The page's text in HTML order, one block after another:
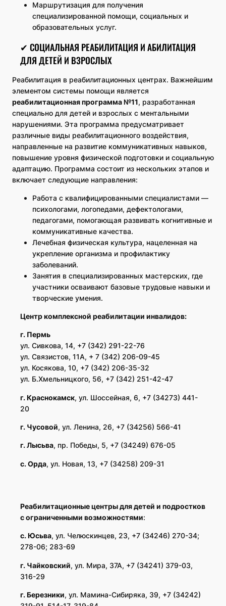
Маршрутизация для получения
специализированной помощи, социальных и
образовательных услуг.
✔ СОЦИАЛЬНАЯ РЕАБИЛИТАЦИЯ И АБИЛИТАЦИЯ
ДЛЯ ДЕТЕЙ И ВЗРОСЛЫХ
Реабилитация в реабилитационных центрах. Важнейшим
элементом системы помощи является
реабилитационная программа №11, разработанная
специально для детей и взрослых с ментальными
нарушениями. Эта программа предусматривает
различные виды реабилитационного воздействия,
направленные на развитие коммуникативных навыков,
повышение уровня физической подготовки и социальную
адаптацию. Программа состоит из нескольких этапов и
включает следующие направления:
Работа с квалифицированными специалистами —
психологами, логопедами, дефектологами,
педагогами, помогающая развивать когнитивные и
коммуникативные качества.
Лечебная физическая культура, нацеленная на
укрепление организма и профилактику
заболеваний.
Занятия в специализированных мастерских, где
участники осваивают базовые трудовые навыки и
творческие умения.
Центр комплексной реабилитации инвалидов:
г. Пермь
ул. Сивкова, 14, +7 (342) 291-22-76
ул. Связистов, 11А, + 7 (342) 206-09-45
ул. Косякова, 10, +7 (342) 206-35-32
ул. Б.Хмельницкого, 56, +7 (342) 251-42-47
г.Краснокамск, ул. Шоссейная, 6, +7 (34273) 441-
20
г. Чусовой, ул. Ленина, 26, +7 (34256) 566-41
г. Лысьва, пр. Победы, 5, +7 (34249) 676-05
с.Орда, ул. Новая, 13, +7 (34258) 209-31
Реабилитационные центры для детей и подростков
с ограниченными возможностями:
с. Юсьва, ул. Челюскинцев, 23, +7 (34246) 270-34;
278-06; 283-69
г. Чайковский, ул. Мира, 37А, +7 (34241) 379-03,
316-29
г. Березники, ул. Мамина-Сибиряка, 39, +7 (34242)